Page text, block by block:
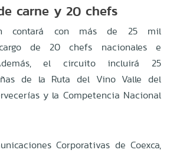
carne y 20 chefs
contará con más de 25 mil
de 20 chefs nacionales e
el circuito incluirá 25
de la Ruta del Vino Valle del
y la Competencia Nacional
Corporativas de Coexca,